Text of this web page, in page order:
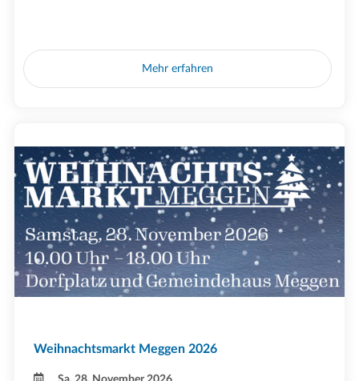
Mehr erfahren
Weihnachtsmarkt Meggen 2026